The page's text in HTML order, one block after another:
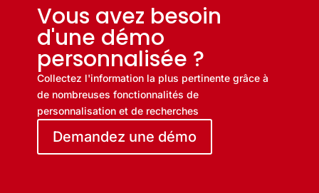
Vous avez besoin
d'une démo
personnalisée ?
Collectez l'information la plus pertinente grâce à
de nombreuses fonctionnalités de
personnalisation et de recherches
Demandez une démo